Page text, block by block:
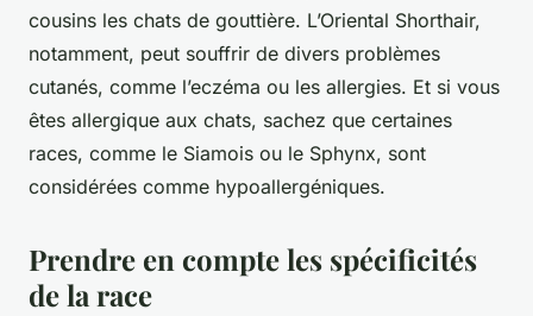
cousins les chats de gouttière. L’Oriental Shorthair,
notamment, peut souffrir de divers problèmes
cutanés, comme l’eczéma ou les allergies. Et si vous
êtes allergique aux chats, sachez que certaines
races, comme le Siamois ou le Sphynx, sont
considérées comme hypoallergéniques.
Prendre en compte les spécificités
de la race